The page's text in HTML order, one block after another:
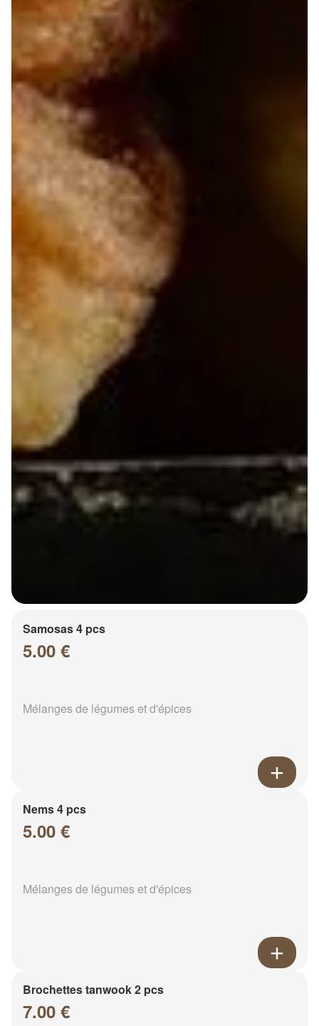
Samosas 4 pcs
5.00 €
Mélanges de légumes et d'épices
Nems 4 pcs
5.00 €
Mélanges de légumes et d'épices
Brochettes tanwook 2 pcs
7.00 €